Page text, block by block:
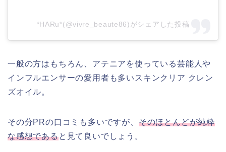
*HARu*(@vivre_beaute86)がシェアした投稿
一般の方はもちろん、アテニアを使っている芸能人や
インフルエンサーの愛用者も多いスキンクリア クレン
ズオイル。
その分PRの口コミも多いですが、 そのほとんどが純粋
な感想であると見て良いでしょう。